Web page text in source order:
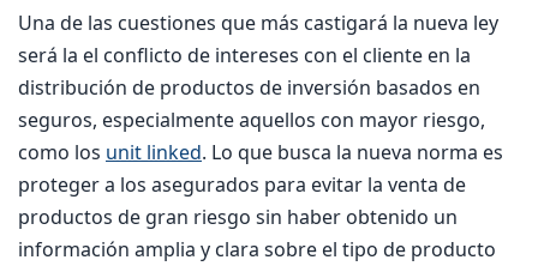
Una de las cuestiones que más castigará la nueva ley
será la el conflicto de intereses con el cliente en la
distribución de productos de inversión basados en
seguros, especialmente aquellos con mayor riesgo,
como los unit linked. Lo que busca la nueva norma es
proteger a los asegurados para evitar la venta de
productos de gran riesgo sin haber obtenido un
información amplia y clara sobre el tipo de producto